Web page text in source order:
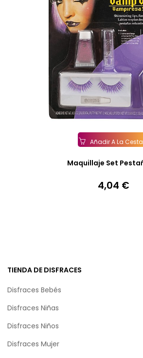
Añadir A La Cesta
Maquillaje Set
Precio
4,04 €
TIENDA DE DISFRACES
Disfraces Bebés
Disfraces Niñas
Disfraces Niños
Disfraces Mujer